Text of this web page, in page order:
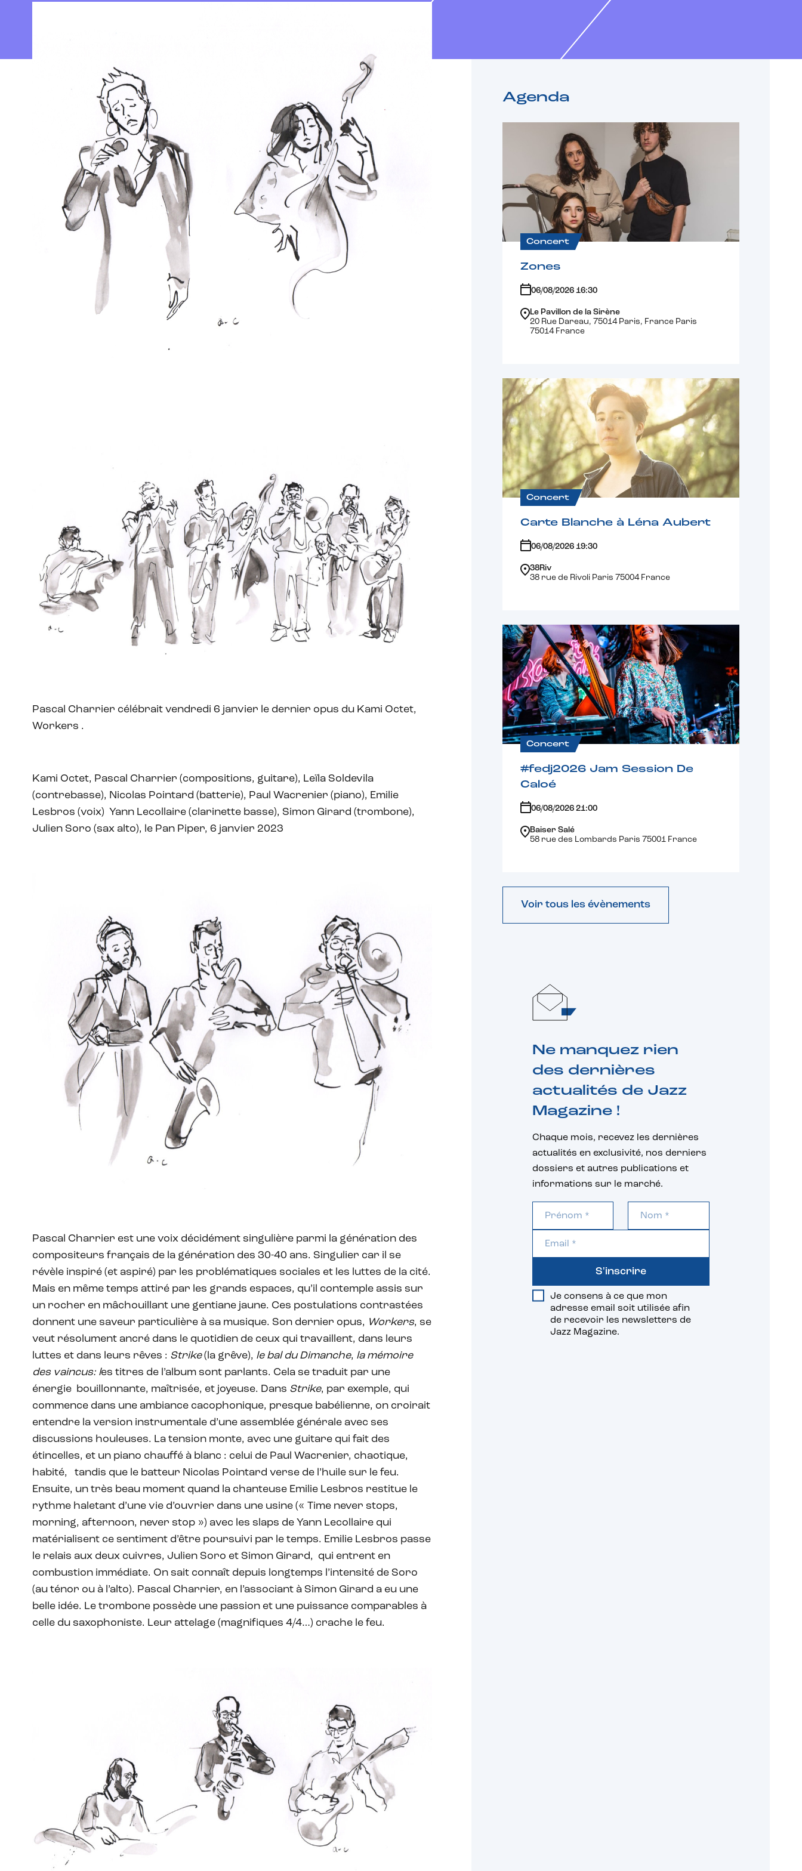
Pascal Charrier célébrait vendredi 6 janvier le dernier opus du Kami Octet,
Workers .
Kami Octet, Pascal Charrier (compositions, guitare), Leïla Soldevila
(contrebasse), Nicolas Pointard (batterie), Paul Wacrenier (piano), Emilie
Lesbros (voix) Yann Lecollaire (clarinette basse), Simon Girard (trombone),
Julien Soro (sax alto), le Pan Piper, 6 janvier 2023
Pascal Charrier est une voix décidément singulière parmi la génération des
compositeurs français de la génération des 30-40 ans. Singulier car il se
révèle inspiré (et aspiré) par les problématiques sociales et les luttes de la cité.
Mais en même temps attiré par les grands espaces, qu’il contemple assis sur
un rocher en mâchouillant une gentiane jaune. Ces postulations contrastées
donnent une saveur particulière à sa musique. Son dernier opus, Workers, se
veut résolument ancré dans le quotidien de ceux qui travaillent, dans leurs
luttes et dans leurs rêves : Strike(la grêve), le bal du Dimanche, la mémoire
des vaincus: les titres de l’album sont parlants. Cela se traduit par une
énergie bouillonnante, maîtrisée, et joyeuse. Dans Strike, par exemple, qui
commence dans une ambiance cacophonique, presque babélienne, on croirait
entendre la version instrumentale d’une assemblée générale avec ses
discussions houleuses. La tension monte, avec une guitare qui fait des
étincelles, et un piano chauffé à blanc : celui de Paul Wacrenier, chaotique,
habité, tandis que le batteur Nicolas Pointard verse de l’huile sur le feu.
Ensuite, un très beau moment quand la chanteuse Emilie Lesbros restitue le
rythme haletant d’une vie d’ouvrier dans une usine (« Time never stops,
morning, afternoon, never stop ») avec les slaps de Yann Lecollaire qui
matérialisent ce sentiment d’être poursuivi par le temps. Emilie Lesbros passe
le relais aux deux cuivres, Julien Soro et Simon Girard, qui entrent en
combustion immédiate. On sait connaît depuis longtemps l’intensité de Soro
(au ténor ou à l’alto). Pascal Charrier, en l’associant à Simon Girard a eu une
belle idée. Le trombone possède une passion et une puissance comparables à
celle du saxophoniste. Leur attelage (magnifiques 4/4…) crache le feu.
Agenda
Concert
Zones
06/08/2026 16:30
Le Pavillon de la Sirène
20 Rue Dareau, 75014 Paris, France Paris
75014 France
Concert
Carte Blanche à Léna Aubert
06/08/2026 19:30
38Riv
38 rue de Rivoli Paris 75004 France
Concert
#fedj2026 Jam Session De
Caloé
06/08/2026 21:00
Baiser Salé
58 rue des Lombards Paris 75001 France
Voir tous les évènements
Ne manquez rien
des dernières
actualités de Jazz
Magazine !
Chaque mois, recevez les dernières
actualités en exclusivité, nos derniers
dossiers et autres publications et
informations sur le marché.
Je consens à ce que mon
adresse email soit utilisée afin
de recevoir les newsletters de
Jazz Magazine.
S'inscrire